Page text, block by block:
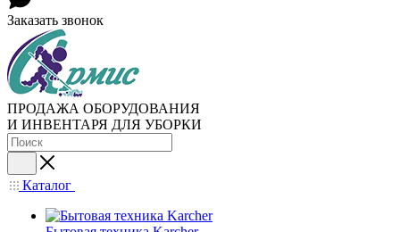
Заказать звонок
ПРОДАЖА ОБОРУДОВАНИЯ
И ИНВЕНТАРЯ ДЛЯ УБОРКИ
Каталог